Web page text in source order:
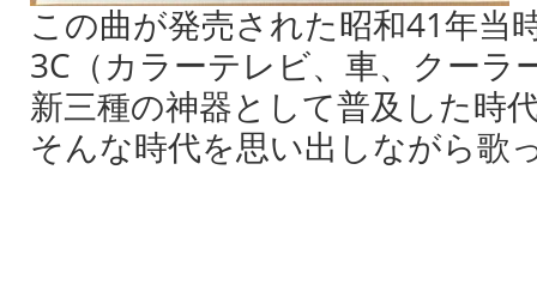
この曲が発売された昭和41年当
3C（カラーテレビ、車、クーラ
新三種の神器として普及した時
そんな時代を思い出しながら歌